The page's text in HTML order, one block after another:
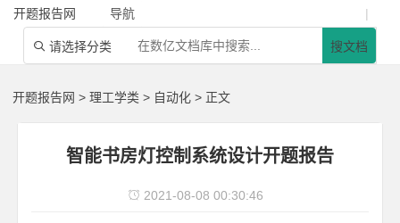
开题报告网 导航 |
 请选择分类 搜文档
开题报告网 >理工学类 > 自动化 > 正文
智能书房灯控制系统设计开题报告
 2021-08-08 00:30:46